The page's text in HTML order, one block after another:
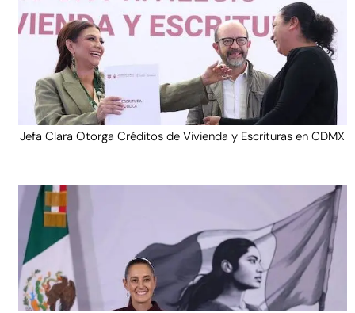
Jefa Clara Otorga Créditos de Vivienda y Escrituras en CDMX